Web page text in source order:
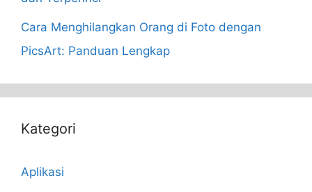
Cara Menghilangkan Orang di Foto dengan
PicsArt: Panduan Lengkap
Kategori
Aplikasi